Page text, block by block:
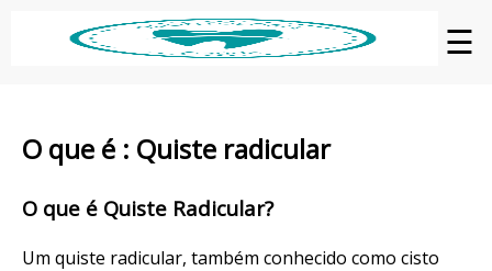
☰
O que é : Quiste radicular
O que é Quiste Radicular?
Um quiste radicular, também conhecido como cisto